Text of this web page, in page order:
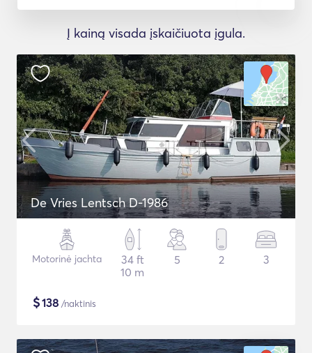
Į kainą visada įskaičiuota įgula.
De Vries Lentsch D-1986
Motorinė jachta
34 ft
10 m
5 2 3
$138 /naktinis